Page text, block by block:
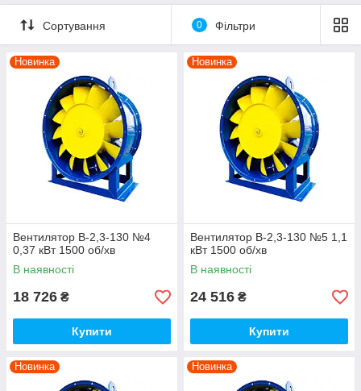
Сортування 0 Фільтри
Новинка
Вентилятор В-2,3-130 №4
0,37 кВт 1500 об/хв
В наявності
18 726 ₴
Купити
Новинка
Вентилятор В-2,3-130 №5 1,1
кВт 1500 об/хв
В наявності
24 516 ₴
Купити
Новинка Новинка